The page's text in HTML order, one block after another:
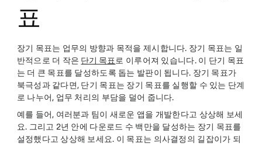
표
장기 목표는 업무의 방향과 목적을 제시합니다. 장기 목표는 일
반적으로 더 작은 단기 목표 로 이루어져 있습니다. 이 단기 목표
는 더 큰 목표를 달성하도록 돕는 발판이 됩니다. 장기 목표가
북극성과 같다면, 단기 목표는 장기 목표를 실행할 수 있는 단계
로 나누어, 업무 처리의 부담을 덜어 줍니다.
예를 들어, 여러분과 팀이 새로운 앱을 개발한다고 상상해 보세
요. 그리고 2년 안에 다운로드 수 백만을 달성하는 장기 목표를
설정했다고 상상해 보세요. 이 목표는 의사결정의 길잡이가 되